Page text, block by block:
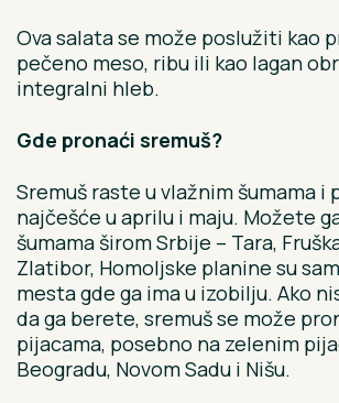
Ova salata se može poslužiti kao
pečeno meso, ribu ili kao lagan
integralni hleb.
Gde pronaći sremuš?
Sremuš raste u vlažnim šumama i
najčešće u aprilu i maju. Možete
šumama širom Srbije – Tara,
Zlatibor, Homoljske planine su
mesta gde ga ima u izobilju. Ako
da ga berete, sremuš se može
pijacama, posebno na zelenim
Beogradu, Novom Sadu i Nišu.